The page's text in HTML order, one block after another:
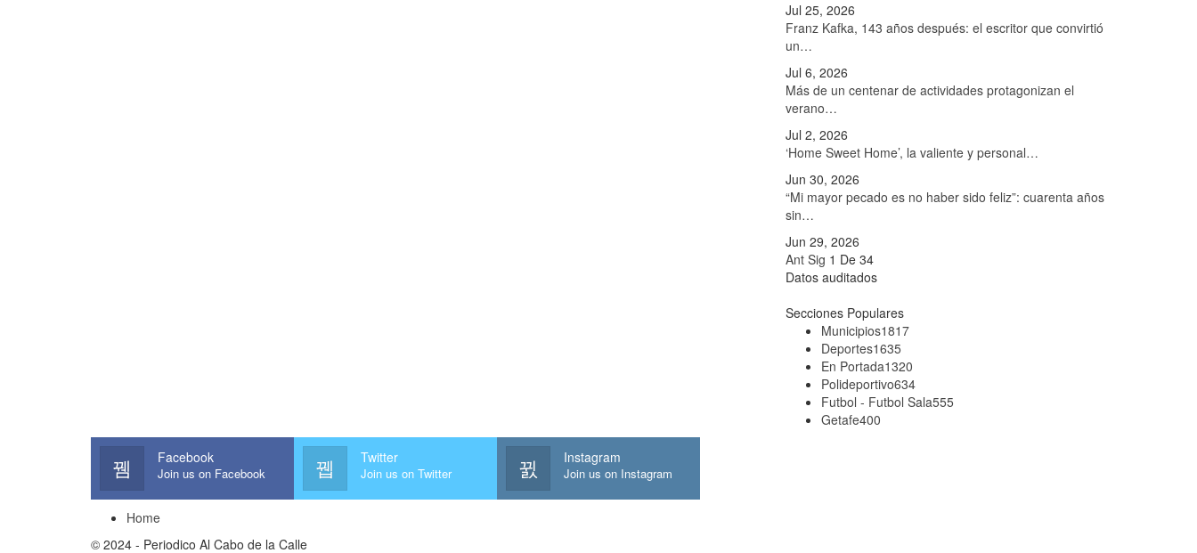
Jul 25, 2026
Franz Kafka, 143 años después: el escritor que convirtió
un…
Jul 6, 2026
Más de un centenar de actividades protagonizan el
verano…
Jul 2, 2026
‘Home Sweet Home’, la valiente y personal…
Jun 30, 2026
“Mi mayor pecado es no haber sido feliz”: cuarenta años
sin…
Jun 29, 2026
Ant Sig 1 De 34
Datos auditados
Secciones Populares
Municipios1817
Deportes1635
En Portada1320
Polideportivo634
Futbol - Futbol Sala555
Getafe400
Facebook
Join us on Facebook
Twitter
Join us on Twitter
Instagram
Join us on Instagram
Home
© 2024 - Periodico Al Cabo de la Calle